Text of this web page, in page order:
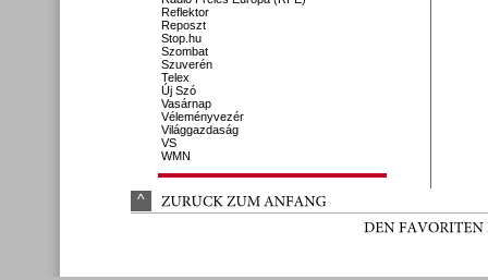
Reflektor
Reposzt
Stop.hu
Szombat
Szuverén
Telex
Új Szó
Vasárnap
Véleményvezér
Világgazdaság
VS
WMN
^ ZURÜCK ZUM ANFANG
DEN FAVORITEN